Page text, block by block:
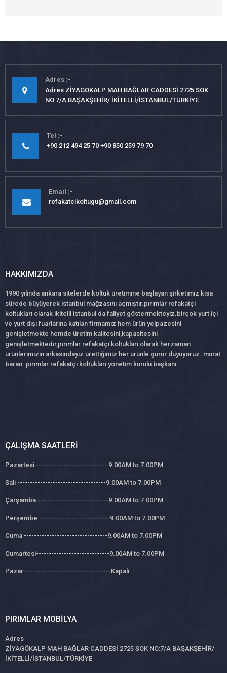
Adres
Adres ZİYAGÖKALP MAH BAĞLAR CADDESİ 2725 SOK
NO:7/A BAŞAKŞEHİR/ İKİTELLİ/İSTANBUL/TÜRKİYE
Tel
+90 212 494 25 70 +90 850 259 79 70
Email
refakatcikoltugu@gmail.com
HAKKIMIZDA
1990 yılında ankara sitelerde koltuk üretimine başlayan şirketimiz kısa
sürede büyüyerek istanbul mağzasını açmıştır.pırımlar refakatçi
koltukları olarak ikitelli istanbul da faliyet göstermekteyiz.birçok yurt içi
ve yurt dışı fuarlarına katılan firmamız hem ürün yelpazesini
genişletmekte hemde üretim kalitesini,kapasitesini
genişletmektedir,pırımlar refakatçi koltukları olarak herzaman
ürünlerimizin arkasındayız ürettiğimiz her ürünle gurur duyuyoruz. murat
baran. pırımlar refakatçi koltukları yönetim kurulu başkanı.
ÇALIŞMA SAATLERI
Pazartesi ---------------------------- 9.00AM to 7.00PM
Salı -----------------------------------9.00AM to 7.00PM
Çarşamba ----------------------------9.00AM to 7.00PM
Perşembe ----------------------------9.00AM to 7.00PM
Cuma ---------------------------------9.00AM to 7.00PM
Cumartesi-----------------------------9.00AM to 7.00PM
Pazar ----------------------------------Kapalı
PIRIMLAR MOBILYA
Adres
ZİYAGÖKALP MAH BAĞLAR CADDESİ 2725 SOK NO:7/A BAŞAKŞEHİR/
İKİTELLİ/İSTANBUL/TÜRKİYE